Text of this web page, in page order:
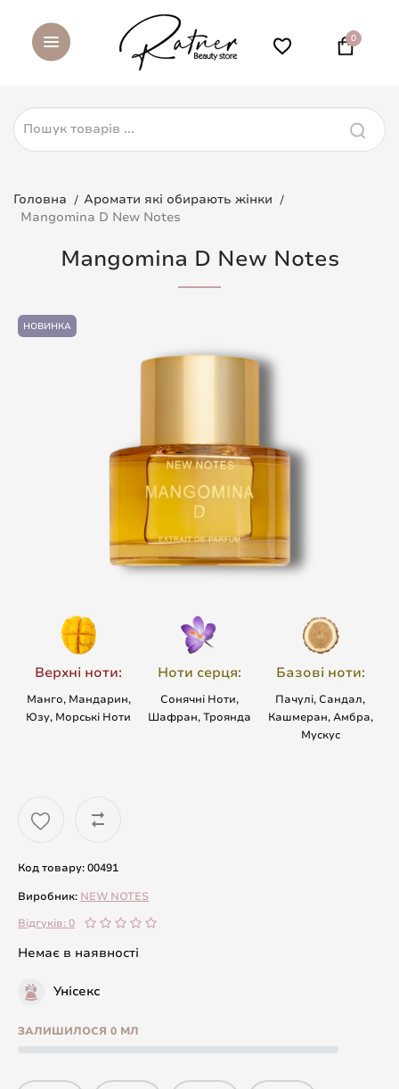
0
Головна
Аромати які обирають жінки
Mangomina D New Notes
Mangomina D New Notes
НОВИНКА
Верхні ноти:
Манго, Мандарин,
Юзу, Морські Ноти
Ноти серця:
Сонячні Ноти,
Шафран, Троянда
Базові ноти:
Пачулі, Сандал,
Кашмеран, Амбра,
Мускус
Код товару: 00491
Виробник: NEW NOTES
Відгуків: 0
Немає в наявності
Унісекс
ЗАЛИШИЛОСЯ 0 МЛ